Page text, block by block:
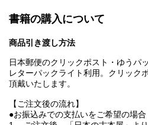
書籍の購入について
商品引き渡し方法
日本郵便のクリックポスト・ゆうパ
レターパックライト利用。クリック
頂戴いたします。
【ご注文後の流れ】
●お振込みでの支払いをご希望の場合